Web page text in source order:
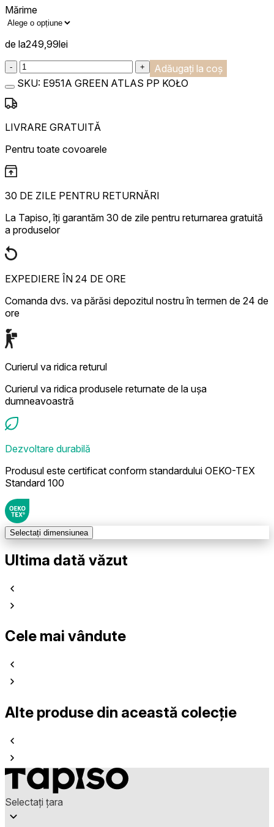
Mărime
de la249,99lei
:product_name quantity
- +
Adăugați la coș
SKU: E951A GREEN ATLAS PP KOŁO
LIVRARE GRATUITĂ
Pentru toate covoarele
30 DE ZILE PENTRU RETURNĂRI
La Tapiso, îți garantăm 30 de zile pentru returnarea gratuită
a produselor
EXPEDIERE ÎN 24 DE ORE
Comanda dvs. va părăsi depozitul nostru în termen de 24 de
ore
Curierul va ridica returul
Curierul va ridica produsele returnate de la ușa
dumneavoastră
Dezvoltare durabilă
Produsul este certificat conform standardului OEKO-TEX
Standard 100
Selectați dimensiunea
Ultima dată văzut
Cele mai vândute
Alte produse din această colecție
Selectați țara